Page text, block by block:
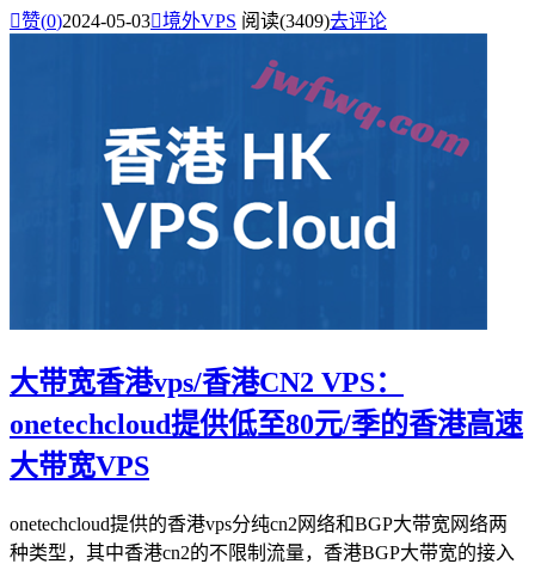
赞(0)2024-05-03境外VPS 阅读(3409)去评论
大带宽香港vps/香港CN2 VPS：
onetechcloud提供低至80元/季的香港高速
大带宽VPS
onetechcloud提供的香港vps分纯cn2网络和BGP大带宽网络两
种类型，其中香港cn2的不限制流量，香港BGP大带宽的接入